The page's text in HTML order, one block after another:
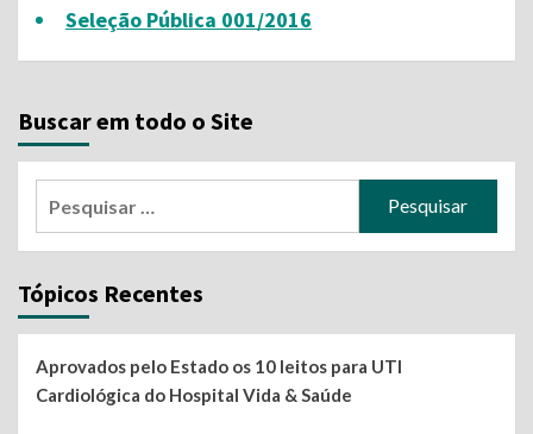
Seleção Pública 001/2016
Buscar em todo o Site
Tópicos Recentes
Aprovados pelo Estado os 10 leitos para UTI
Cardiológica do Hospital Vida & Saúde